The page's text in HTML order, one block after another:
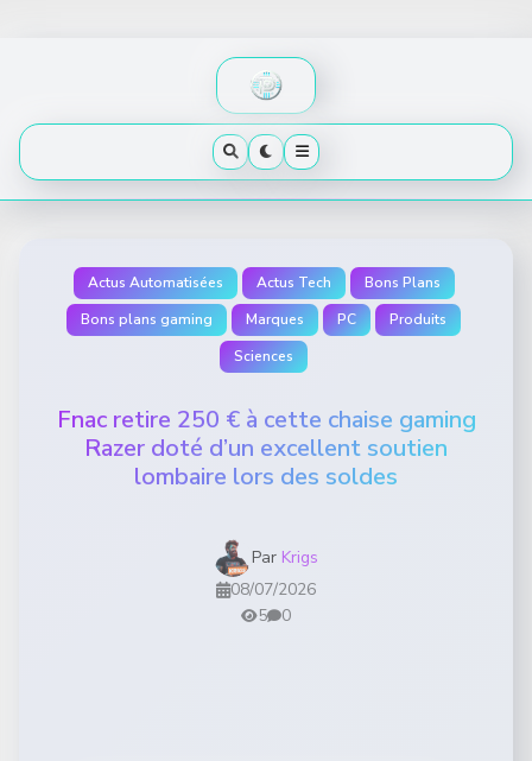
Actus Automatisées Actus Tech
Bons Plans
Bons plans gaming
Marques PC
Produits
Sciences
Fnac retire 250 € à cette chaise gaming
Razer doté d’un excellent soutien
lombaire lors des soldes
Par Krigs
08/07/2026
5
0